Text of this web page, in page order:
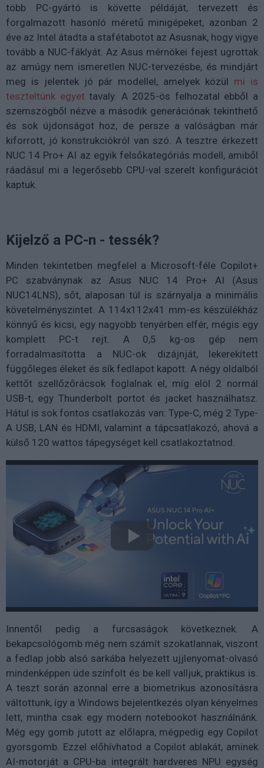
több PC-gyártó is követte példáját, tervezett és
forgalmazott hasonló méretű minigépeket, azonban 2
éve az Intel átadta a stafétabotot az Asusnak, hogy vigye
tovább a NUC-fáklyát. Az Asus mérnökei fejest ugrottak
az amúgy nem ismeretlen NUC-tervezésbe, és mindjárt
meg is jelentek jó pár modellel, amelyek közül mi is
teszteltünk egyet tavaly. A 2025-ös felhozatal ebből a
szemszögből nézve a második generációnak tekinthető
és sok újdonságot hoz, de persze a valóságban már
kiforrott, jó konstrukciókról van szó. A tesztre érkezett
NUC 14 Pro+ AI az egyik felsőkategóriás modell, amiből
ráadásul mi a legerősebb CPU-val szerelt konfigurációt
kaptuk.
Kijelző a PC-n - tessék?
Minden tekintetben megfelel a Microsoft-féle Copilot+
PC szabványnak az Asus NUC 14 Pro+ AI (Asus
NUC14LNS), sőt, alaposan túl is szárnyalja a minimális
követelményszintet. A 114x112x41 mm-es készülékház
könnyű és kicsi, egy nagyobb tenyérben elfér, mégis egy
komplett PC-t rejt. A 0,5 kg-os gép nem
forradalmasította a NUC-ok dizájnját, lekerekített
függőleges éleket és sík fedlapot kapott. A négy oldalból
kettőt szellőzőrácsok foglalnak el, míg elöl 2 normál
USB-t, egy Thunderbolt portot és jacket használhatsz.
Hátul is sok fontos csatlakozás van: Type-C, még 2 Type-
A USB, LAN és HDMI, valamint a tápcsatlakozó, ahová a
külső 120 wattos tápegységet kell csatlakoztatnod.
Innentől pedig a furcsaságok következnek. A
bekapcsológomb még nem számít szokatlannak, viszont
a fedlap jobb alsó sarkába helyezett ujjlenyomat-olvasó
mindenképpen üde színfolt és be kell valljuk, praktikus is.
A teszt során azonnal erre a biometrikus azonosításra
váltottunk, így a Windows bejelentkezés olyan kényelmes
lett, mintha csak egy modern notebookot használnánk.
Még egy gomb jutott az előlapra, mégpedig egy Copilot
gyorsgomb. Ezzel előhívhatod a Copilot ablakát, aminek
AI-motorját a CPU-ba integrált hardveres NPU egység